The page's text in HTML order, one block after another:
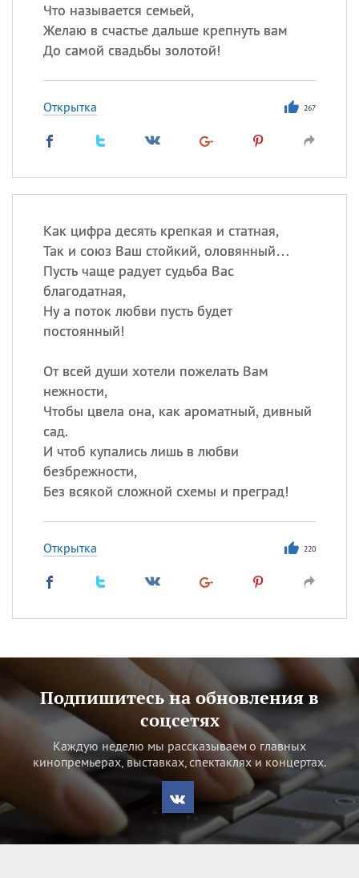
Что называется семьей,
Желаю в счастье дальше крепнуть вам
До самой свадьбы золотой!
Открытка 267
Как цифра десять крепкая и статная,
Так и союз Ваш стойкий, оловянный…
Пусть чаще радует судьба Вас
благодатная,
Ну а поток любви пусть будет
постоянный!
От всей души хотели пожелать Вам
нежности,
Чтобы цвела она, как ароматный, дивный
сад.
И чтоб купались лишь в любви
безбрежности,
Без всякой сложной схемы и преград!
Открытка 220
Подпишитесь на обновления в
соцсетях
Каждую неделю мы рассказываем о главных
кинопремьерах, выставках, спектаклях и концертах.